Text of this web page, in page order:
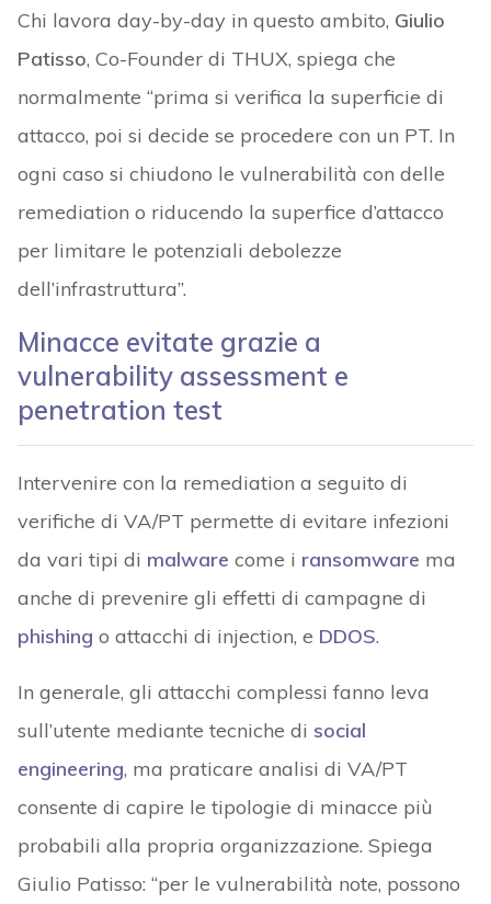
Chi lavora day-by-day in questo ambito, Giulio
Patisso, Co-Founder di THUX, spiega che
normalmente “prima si verifica la superficie di
attacco, poi si decide se procedere con un PT. In
ogni caso si chiudono le vulnerabilità con delle
remediation o riducendo la superfice d’attacco
per limitare le potenziali debolezze
dell’infrastruttura”.
Minacce evitate grazie a
vulnerability assessment e
penetration test
Intervenire con la remediation a seguito di
verifiche di VA/PT permette di evitare infezioni
da vari tipi di malware come i ransomware ma
anche di prevenire gli effetti di campagne di
phishing o attacchi di injection, e DDOS.
In generale, gli attacchi complessi fanno leva
sull’utente mediante tecniche di social
engineering, ma praticare analisi di VA/PT
consente di capire le tipologie di minacce più
probabili alla propria organizzazione. Spiega
Giulio Patisso: “per le vulnerabilità note, possono